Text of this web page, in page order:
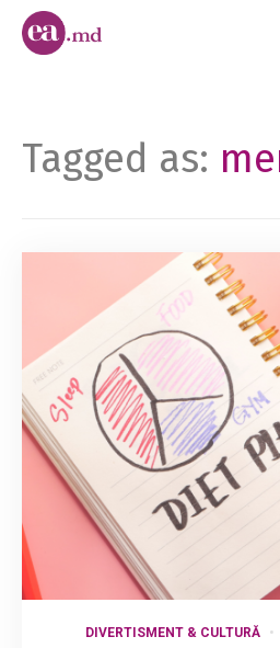
Tagged as:
DIVERTISMENT & CULTURĂ